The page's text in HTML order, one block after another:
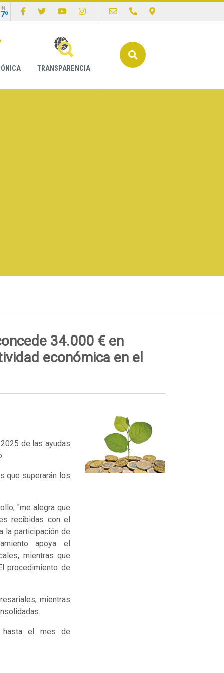
TRANSPARENCIA
34.000 € en
económica en el
de las ayudas
que superarán los
"me alegra que
recibidas con el
la participación de
apoya el
mientras que
procedimiento de
mientras
hasta el mes de